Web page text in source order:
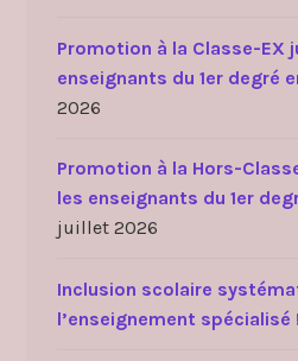
Promotion à la Classe-EX
enseignants du 1er degré
2026
Promotion à la Hors-
les enseignants du 1er
juillet 2026
Inclusion scolaire
l’enseignement spécialisé